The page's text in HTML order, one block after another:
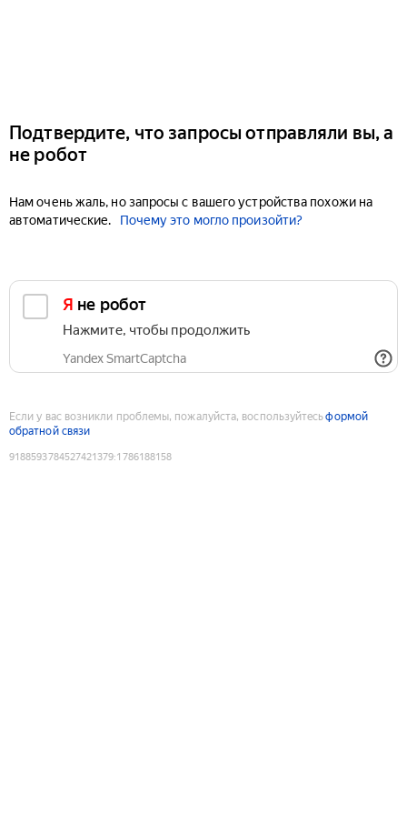
Подтвердите, что запросы отправляли вы, а
не робот
Нам очень жаль, но запросы с вашего устройства похожи на
автоматические.
Почему это могло произойти?
Я не робот
Нажмите, чтобы продолжить
Yandex SmartCaptcha
Если у вас возникли проблемы, пожалуйста, воспользуйтесьформой
обратной связи
9188593784527421379:1786188158